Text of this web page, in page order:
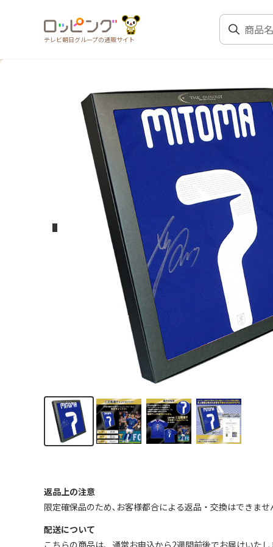
テレビ朝日グループの通販サイト
前のスライド
返品上の注意
限定確保品のため､お客様都合による返品・交換はできませ
配送について
こちらの商品は、通常お申込から2週間前後でお届けいたし